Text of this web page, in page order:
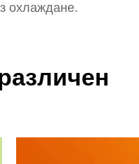
охлаждане.